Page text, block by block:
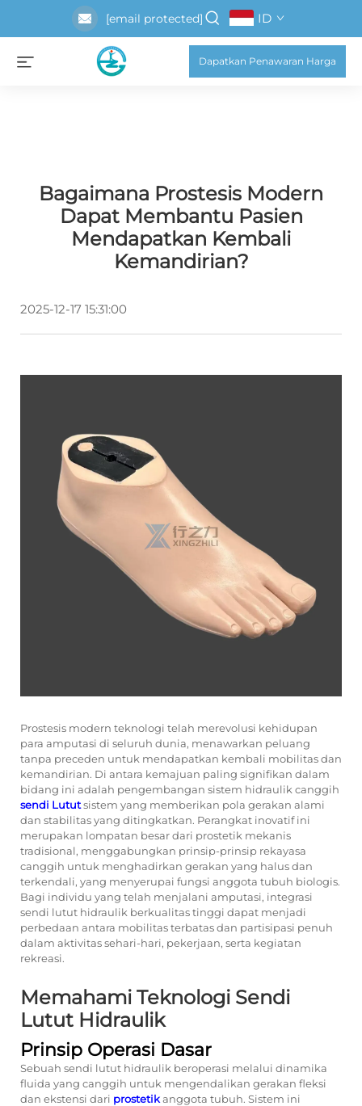
[email protected] ID
Dapatkan Penawaran Harga
Bagaimana Prostesis Modern
Dapat Membantu Pasien
Mendapatkan Kembali
Kemandirian?
2025-12-17 15:31:00
Prostesis modern teknologi telah merevolusi kehidupan
para amputasi di seluruh dunia, menawarkan peluang
tanpa preceden untuk mendapatkan kembali mobilitas dan
kemandirian. Di antara kemajuan paling signifikan dalam
bidang ini adalah pengembangan sistem hidraulik canggih
sendi Lututsistem yang memberikan pola gerakan alami
dan stabilitas yang ditingkatkan. Perangkat inovatif ini
merupakan lompatan besar dari prostetik mekanis
tradisional, menggabungkan prinsip-prinsip rekayasa
canggih untuk menghadirkan gerakan yang halus dan
terkendali, yang menyerupai fungsi anggota tubuh biologis.
Bagi individu yang telah menjalani amputasi, integrasi
sendi lutut hidraulik berkualitas tinggi dapat menjadi
perbedaan antara mobilitas terbatas dan partisipasi penuh
dalam aktivitas sehari-hari, pekerjaan, serta kegiatan
rekreasi.
Memahami Teknologi Sendi
Lutut Hidraulik
Prinsip Operasi Dasar
Sebuah sendi lutut hidraulik beroperasi melalui dinamika
fluida yang canggih untuk mengendalikan gerakan fleksi
dan ekstensi dari prostetikanggota tubuh. Sistem ini